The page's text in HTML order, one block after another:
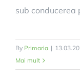
sub conducerea
By Primaria |
Mai mult